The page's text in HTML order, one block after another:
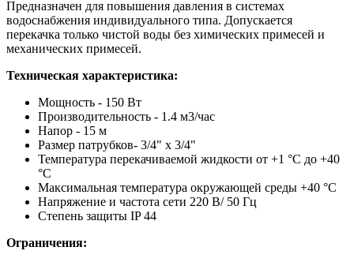
Предназначен для повышения давления в системах
водоснабжения индивидуального типа. Допускается
перекачка только чистой воды без химических примесей и
механических примесей.
Техническая характеристика:
Мощность - 150 Вт
Производительность - 1.4 м3/час
Напор - 15 м
Размер патрубков- 3/4" x 3/4"
Температура перекачиваемой жидкости от +1 °С до +40
°С
Максимальная температура окружающей среды +40 °С
Напряжение и частота сети 220 В/ 50 Гц
Степень защиты IP 44
Ограничения: